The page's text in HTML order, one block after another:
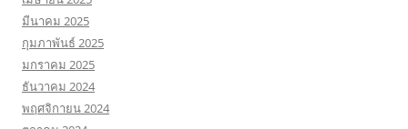
มีนาคม 2025
กุมภาพันธ์ 2025
มกราคม 2025
ธันวาคม 2024
พฤศจิกายน 2024